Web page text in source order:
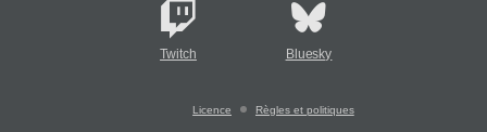
Twitch Bluesky
Licence Règles et politiques